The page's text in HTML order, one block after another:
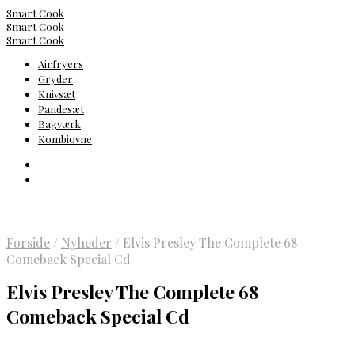
Smart Cook
Smart Cook
Smart Cook
Airfryers
Gryder
Knivsæt
Pandesæt
Bagværk
Kombiovne
Forside / Nyheder / Elvis Presley The Complete 68
Comeback Special Cd
Elvis Presley The Complete 68
Comeback Special Cd